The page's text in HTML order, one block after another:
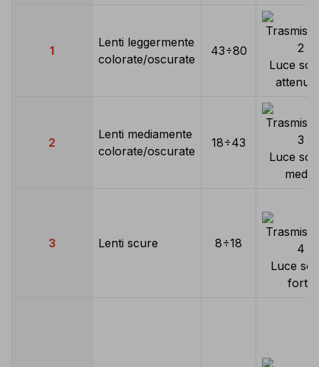
1
Lenti leggermente
colorate/oscurate
43÷80
Luce
2
Lenti mediamente
colorate/oscurate
18÷43
Luce
media
3 Lenti scure
8÷18
Luce
forte